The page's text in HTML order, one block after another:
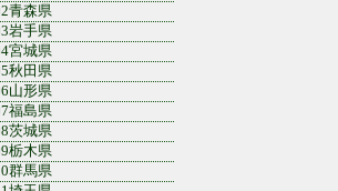
青森県
岩手県
宮城県
秋田県
山形県
福島県
茨城県
栃木県
群馬県